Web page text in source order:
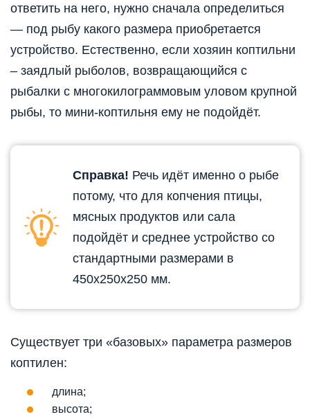
ответить на него, нужно сначала определиться
— под рыбу какого размера приобретается
устройство. Естественно, если хозяин коптильни
– заядлый рыболов, возвращающийся с
рыбалки с многокилограммовым уловом крупной
рыбы, то мини-коптильня ему не подойдёт.
Справка! Речь идёт именно о рыбе
потому, что для копчения птицы,
мясных продуктов или сала
подойдёт и среднее устройство со
стандартными размерами в
450х250х250 мм.
Существует три «базовых» параметра размеров
коптилен:
длина;
высота;